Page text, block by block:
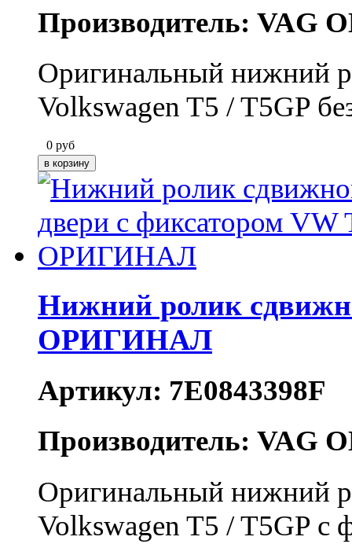
Производитель: VAG
Оригинальный нижний
Volkswagen T5 / T5GP
0 руб
Нижний ролик
ОРИГИНАЛ
Артикул: 7E0843398F
Производитель: VAG
Оригинальный нижний
Volkswagen T5 / T5GP с